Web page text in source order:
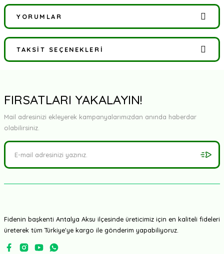
YORUMLAR
Bu ürüne ilk yorumu siz yapın!
TAKSIT SEÇENEKLERI
FIRSATLARI YAKALAYIN!
Mail adresinizi ekleyerek kampanyalarımızdan anında haberdar
olabilirsiniz.
Fidenin başkenti Antalya Aksu ilçesinde üreticimiz için en kaliteli fideleri
üreterek tüm Türkiye'ye kargo ile gönderim yapabiliyoruz.